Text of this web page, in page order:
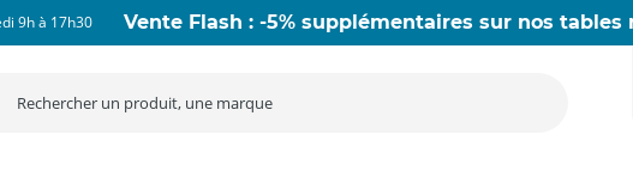
9h à 17h30 Vente Flash : -5% supplémentaires sur nos